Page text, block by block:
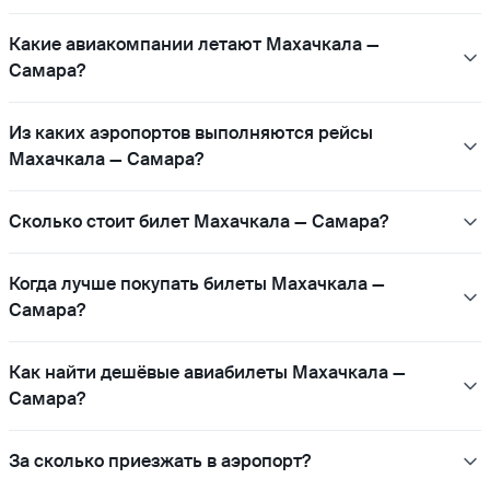
Какие авиакомпании летают Махачкала —
Самара?
Из каких аэропортов выполняются рейсы
Махачкала — Самара?
Сколько стоит билет Махачкала — Самара?
Когда лучше покупать билеты Махачкала —
Самара?
Как найти дешёвые авиабилеты Махачкала —
Самара?
За сколько приезжать в аэропорт?